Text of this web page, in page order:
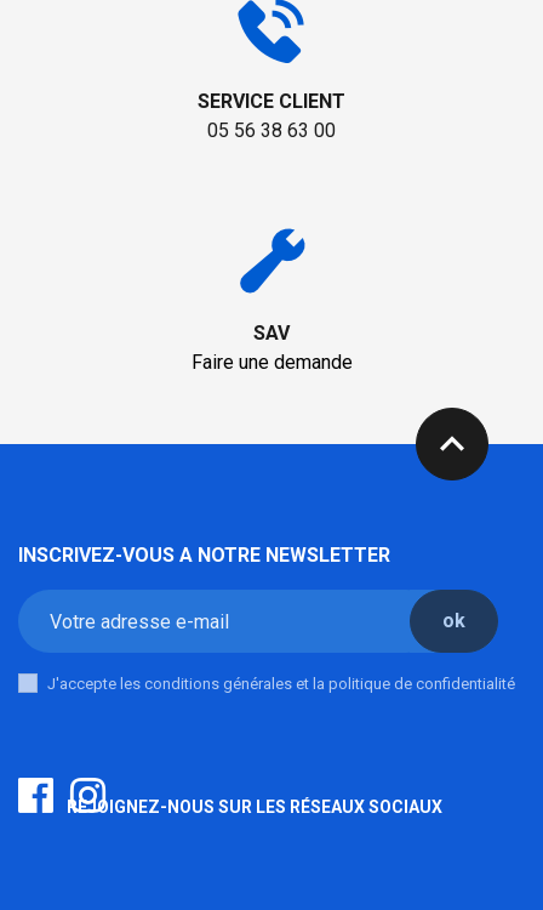
SERVICE CLIENT
05 56 38 63 00
SAV
Faire une demande
expand_less
INSCRIVEZ-VOUS A NOTRE NEWSLETTER
ok
J'accepte les conditions générales et la politique de confidentialité
REJOIGNEZ-NOUS SUR LES RÉSEAUX SOCIAUX